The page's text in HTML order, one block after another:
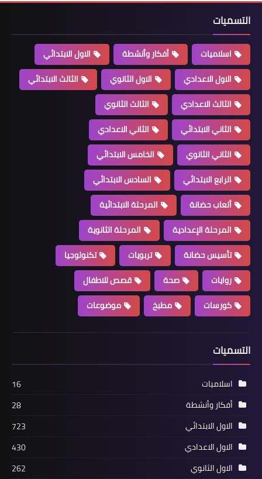
التسميات
اسلاميات أفكار وأنشطة
الاول الابتدائي
الاول الاعدادي
الاول الثانوي
الثالث الابتدائي
الثالث الاعدادي
الثالث الثانوي
الثاني الابتدائي
الثاني الاعدادي
الثاني الثانوي
الخامس الابتدائي
الرابع الابتدائي
السادس الابتدائي
ألعاب حضانة
المرحلة الابتدائية
المرحلة الإعدادية
المرحلة الثانوية
تأسيس حضانة
تربويات
تكنولوجيا
روايات
صحة
قصص للاطفال
كورسات
مطبخ موضوعات
التسميات
اسلاميات
16
أفكار وأنشطة
28
الاول الابتدائي
723
الاول الاعدادي
430
الاول الثانوي
262